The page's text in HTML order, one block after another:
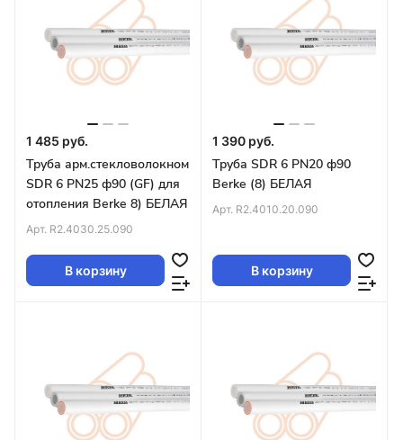
1 485 руб.
Труба арм.стекловолокном
SDR 6 PN25 ф90 (GF) для
отопления Berke 8) БЕЛАЯ
Арт. R2.4030.25.090
В корзину
1 390 руб.
Труба SDR 6 PN20 ф90
Berke (8) БЕЛАЯ
Арт. R2.4010.20.090
В корзину